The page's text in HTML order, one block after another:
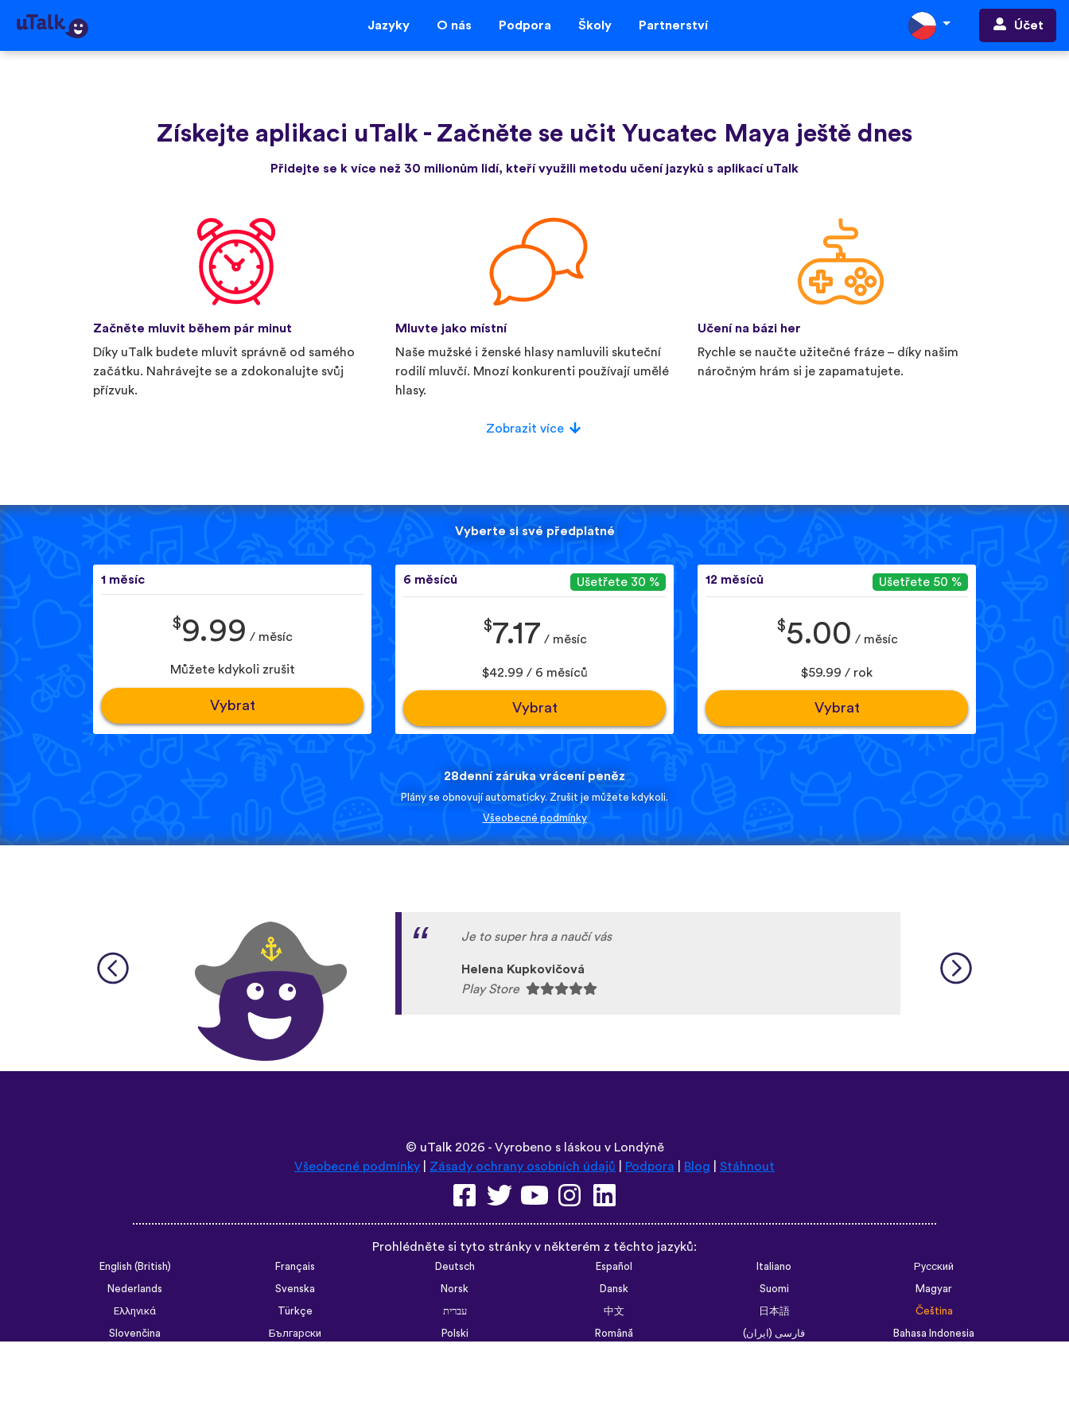
Jazyky O nás Podpora Školy Partnerství Účet
Získejte aplikaci uTalk - Začněte se učit Yucatec Maya ještě dnes
Přidejte se k více než 30 milionům lidí, kteří využili metodu učení jazyků s aplikací uTalk
Začněte mluvit během pár minut
Díky uTalk budete mluvit správně od samého
začátku. Nahrávejte se a zdokonalujte svůj
přízvuk.
Mluvte jako místní
Naše mužské i ženské hlasy namluvili skuteční
rodilí mluvčí. Mnozí konkurenti používají umělé
hlasy.
Učení na bázi her
Rychle se naučte užitečné fráze – díky našim
náročným hrám si je zapamatujete.
Zobrazit více
Vyberte si své předplatné
1 měsíc
$9.99 / měsíc
Můžete kdykoli zrušit
Vybrat
6 měsíců Ušetřete 30 %
$7.17 / měsíc
$42.99 / 6 měsíců
Vybrat
12 měsíců Ušetřete 50 %
$5.00 / měsíc
$59.99 / rok
Vybrat
28denní záruka vrácení peněz
Plány se obnovují automaticky. Zrušit je můžete kdykoli.
Všeobecné podmínky
Je to super hra a naučí vás
Helena Kupkovičová
Play Store
© uTalk2026 - Vyrobeno s láskou v Londýně
Všeobecné podmínky
Zásady ochrany osobních údajů Podpora Blog Stáhnout
Prohlédněte si tyto stránky v některém z těchto jazyků:
English (British) Français Deutsch Español Italiano
Русский
Nederlands
Svenska Norsk Dansk Suomi
Magyar
Ελληνικά
Türkçe עברית 中文 日本語
Čeština
Slovenčina
Български Polski Română فارسی (ایران)
Bahasa Indonesia